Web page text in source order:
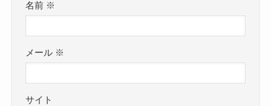
名前 ※
メール ※
サイト